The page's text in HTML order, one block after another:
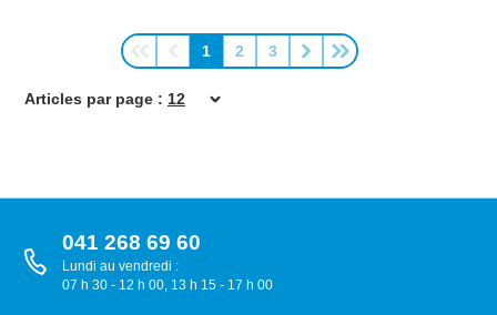
Page
1
Page
2
Page
3
Articles par page :
041 268 69 60
Lundi au vendredi :
07 h 30 - 12 h 00, 13 h 15 - 17 h 00